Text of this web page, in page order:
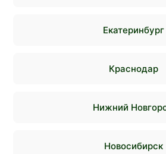
Екатеринбург
Краснодар
Нижний
Новосибирск